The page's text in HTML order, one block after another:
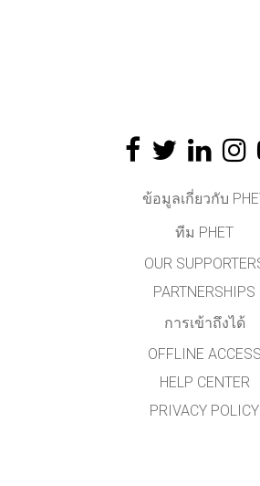
ข้อมูลเกี่ยวกับ
ทีม PHET
OUR
PARTNERSHIPS
การเข้าถึงได้
OFFLINE ACCESS
HELP CENTER
PRIVACY POLICY